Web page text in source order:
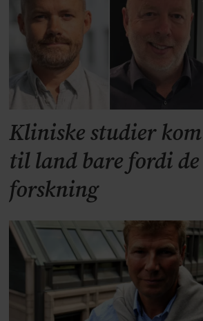
Kliniske studier
til land bare fordi de
forskning